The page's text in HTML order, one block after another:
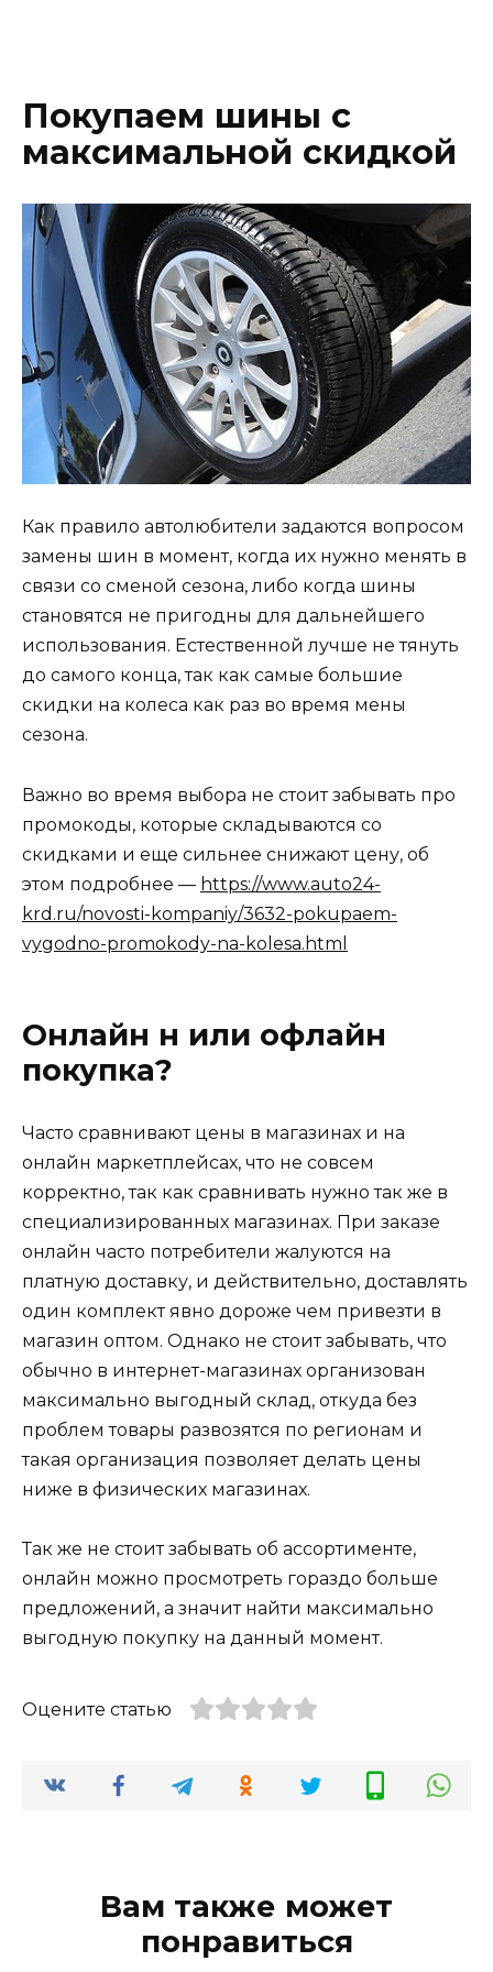
Покупаем шины с
максимальной скидкой
Как правило автолюбители задаются вопросом
замены шин в момент, когда их нужно менять в
связи со сменой сезона, либо когда шины
становятся не пригодны для дальнейшего
использования. Естественной лучше не тянуть
до самого конца, так как самые большие
скидки на колеса как раз во время мены
сезона.
Важно во время выбора не стоит забывать про
промокоды, которые складываются со
скидками и еще сильнее снижают цену, об
этом подробнее — https://www.auto24-
krd.ru/novosti-kompaniy/3632-pokupaem-
vygodno-promokody-na-kolesa.html
Онлайн н или офлайн
покупка?
Часто сравнивают цены в магазинах и на
онлайн маркетплейсах, что не совсем
корректно, так как сравнивать нужно так же в
специализированных магазинах. При заказе
онлайн часто потребители жалуются на
платную доставку, и действительно, доставлять
один комплект явно дороже чем привезти в
магазин оптом. Однако не стоит забывать, что
обычно в интернет-магазинах организован
максимально выгодный склад, откуда без
проблем товары развозятся по регионам и
такая организация позволяет делать цены
ниже в физических магазинах.
Так же не стоит забывать об ассортименте,
онлайн можно просмотреть гораздо больше
предложений, а значит найти максимально
выгодную покупку на данный момент.
Оцените статью
Вам также может
понравиться